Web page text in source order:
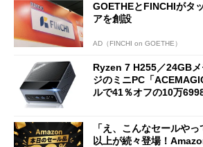
GOETHEとFINCHIがタ
アを創設
AD（FINCHI on GOETHE）
Ryzen 7 H255／24GB
ジのミニPC「
ルで41％オフの10万
「え、こんなセールや
以上が続々登場！